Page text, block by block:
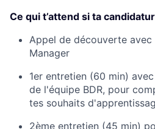
Ce qui t’attend si ta
Appel de découverte
Manager
1er entretien (60 min)
de l'équipe BDR, pour
tes souhaits
2ème entretien (45 min)